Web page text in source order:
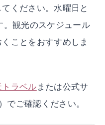
ください。水曜日と
観光のスケジュール
ことをおすすめしま
トラベルまたは公式サ
ご確認ください。